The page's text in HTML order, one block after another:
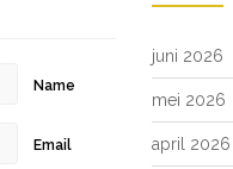
Name
Email
juni 2026
mei 2026
april 2026